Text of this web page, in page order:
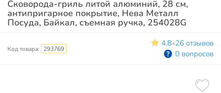
Сковорода-гриль литой алюминий, 28 см,
антипригарное покрытие, Нева Металл
Посуда, Байкал, съемная ручка, 254028G
Код товара: 293769
4.8•26 отзывов
0 вопросов